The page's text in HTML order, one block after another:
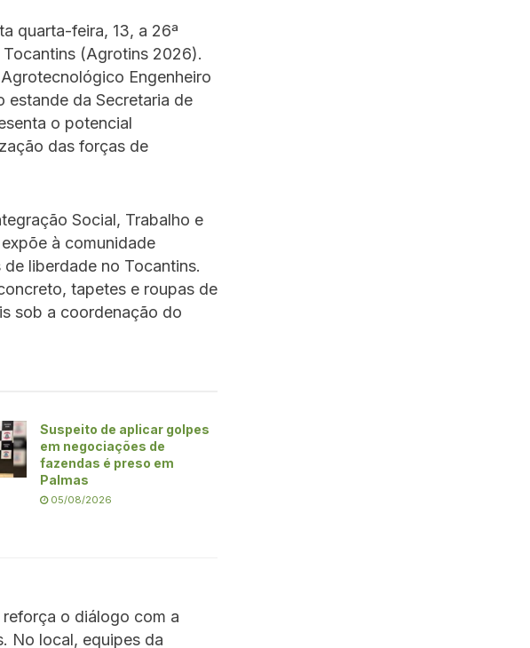
quarta-feira, 13, a 26ª
(Agrotins 2026).
Engenheiro
estande da Secretaria de
o potencial
das forças de
Social, Trabalho e
à comunidade
liberdade no Tocantins.
tapetes e roupas de
sob a coordenação do
Suspeito de aplicar golpes
em negociações de
fazendas é preso em
Palmas
05/08/2026
o diálogo com a
No local, equipes da